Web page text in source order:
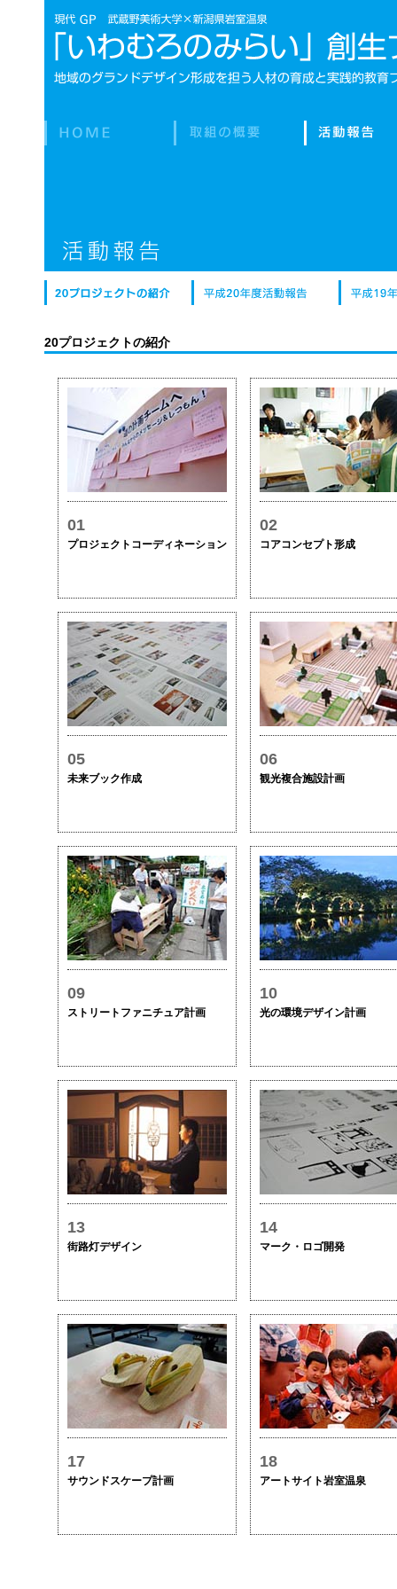
20プロジェクトの紹介
01
プロジェクトコーディネーション
02
コアコンセプト形成
05
未来ブック作成
06
観光複合施設計画
09
ストリートファニチュア計画
10
光の環境デザイン計画
13
街路灯デザイン
14
マーク・ロゴ開発
17
サウンドスケープ計画
18
アートサイト岩室温泉